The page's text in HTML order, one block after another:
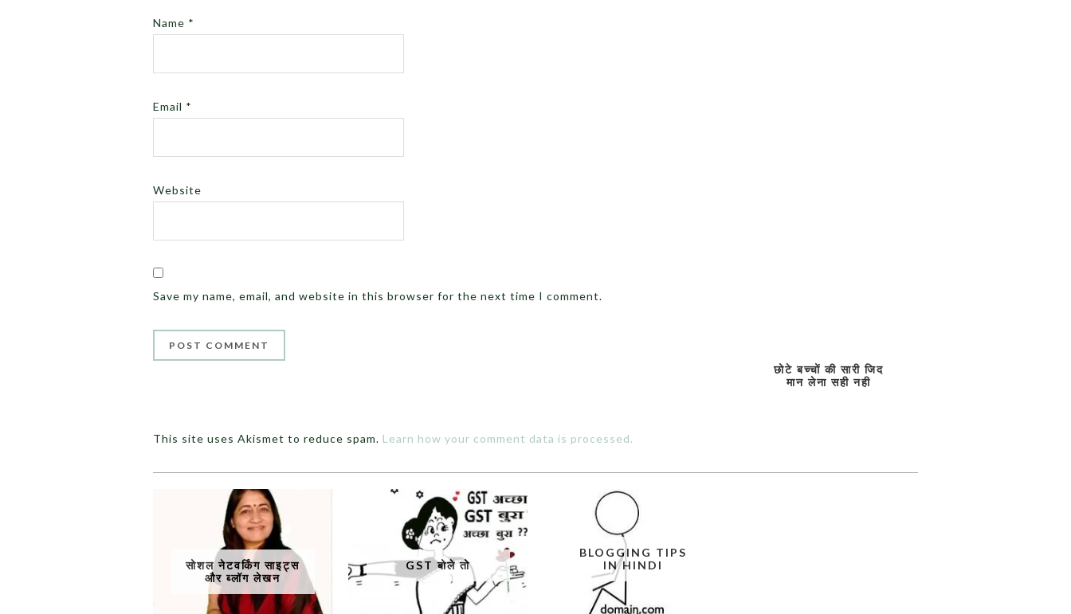
Name *
Email *
Website
Save my name, email, and website in this browser for the next time I comment.
This site uses Akismet to reduce spam. Learn how your comment data is processed.
छोटे बच्चों की सारी जिद
मान लेना सही नही
BLOGGING TIPS
IN HINDI
GST बोले तो
सोशल नेटवर्किंग साइट्स
और ब्लॉग लेखन